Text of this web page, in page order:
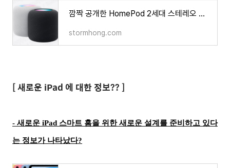
깜짝 공개한 HomePod 2세대 스테레오 페어링 HomePod 1세대와 연결 불가? 꼭 같은 세대가 있어야 하나?
stormhong.com
[ 새로운 iPad 에 대한 정보?? ]
- 새로운 iPad 스마트 홈을 위한 새로운 설계를 준비하고 있다
는 정보가 나타났다?